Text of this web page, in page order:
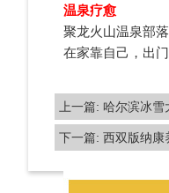
温泉疗愈
聚龙火山温泉部
在家靠自己，出
上一篇: 哈尔滨冰雪
下一篇: 西双版纳康